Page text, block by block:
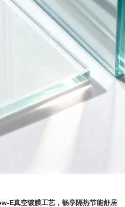
E真空镀膜工艺，畅享隔热节能舒居